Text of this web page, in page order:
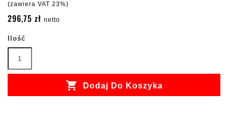
(zawiera VAT 23%)
296,75 zł netto
Ilość
 Dodaj Do Koszyka